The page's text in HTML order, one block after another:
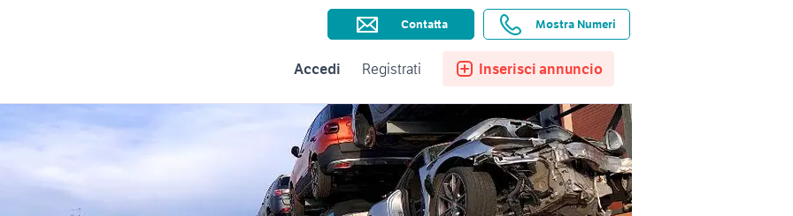
Subito per le Aziende Assistenza Ricerche salvate Preferiti
Accedi Registrati Inserisci annuncio
Contatta Mostra Numeri